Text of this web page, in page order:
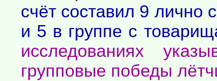
счёт составил 9 лично
и 5 в группе с
исследованиях
групповые победы